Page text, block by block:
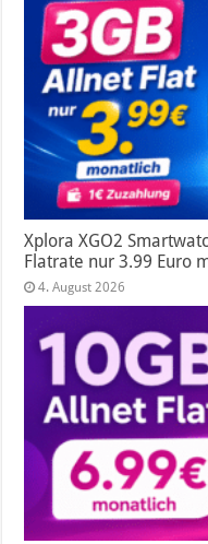
Xplora XGO2
Flatrate nur 3.99 Euro
4. August 2026